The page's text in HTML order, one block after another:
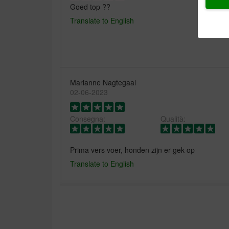
Goed top ??
Translate to English
Marianne Nagtegaal
02-06-2023
Consegna: Qualità:
Prima vers voer, honden zijn er gek op
Translate to English